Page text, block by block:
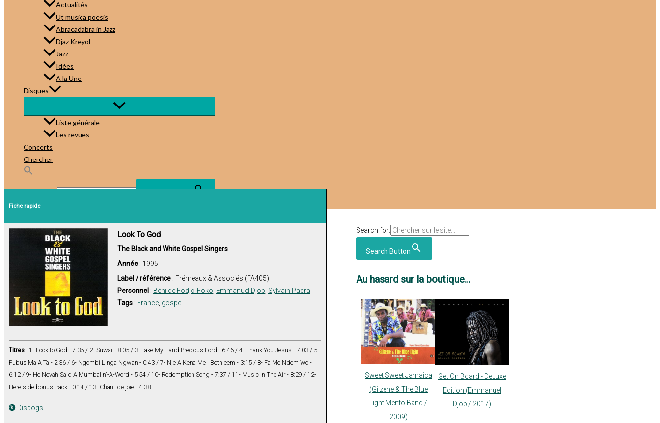
Actualités
Ut musica poesis
Abracadabra in Jazz
Djaz Kreyol
Jazz
Idées
A la Une
Disques
Liste générale
Les revues
Concerts
Chercher
Search Button
Fiche rapide
Look To God
The Black and White Gospel Singers
Année: 1995
Label / référence: Frémeaux & Associés (FA405)
Personnel : Bénilde Fodjo-Foko Emmanuel Djob Sylvain Padra
Tags: France, gospel
Titres : 1- Look to God - 7:35 / 2- Suwaï - 8:05 / 3- Take My Hand Precious Lord - 6:46 / 4- Thank You Jesus - 7:03 / 5-
Pubus Ma A Ta - 2:36 / 6- Ngombi Linga Ngwan - 0:43 / 7- Nje A Kena Me I Bethleem - 3:15 / 8- Fa Me Ndem Wo -
6:12 / 9- He Nevah Said A Mumbalin'-A-Word - 5:54 / 10- Redemption Song - 7:37 / 11- Music In The Air - 8:29 / 12-
Here's de bonus track - 0:14 / 13- Chant de joie - 4:38
Discogs
Search for:
Search Button
Au hasard sur la boutique...
Sweet Sweet Jamaica
(Gilzene & The Blue
Light Mento Band /
2009)
Get On Board - DeLuxe
Edition (Emmanuel
Djob / 2017)